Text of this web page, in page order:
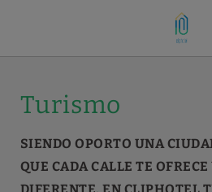
Turismo
SIENDO OPORTO UNA
QUE CADA CALLE TE